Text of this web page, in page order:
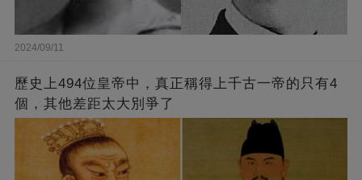
2024/09/11
歷史上494位皇帝中，真正稱得上千古一帝的只有4
個，其他差距太大別爭了